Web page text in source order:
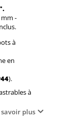
-
à
en
).
à
savoir plus